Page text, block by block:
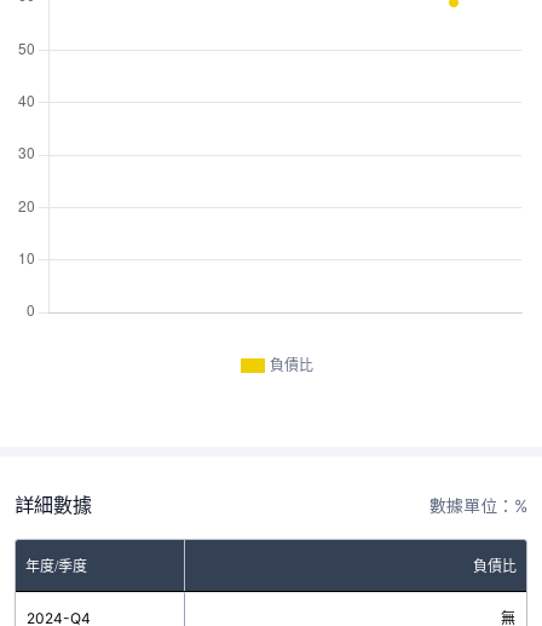
負債比
詳細數據 數據單位：%
年度/季度 負債比
2024-Q4 無